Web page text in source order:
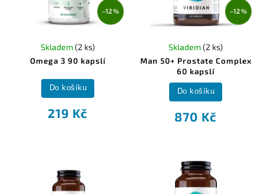
–12 %
Omega 3 90 kapslí
Skladem(2 ks)
219 Kč
Do košíku
–12 %
Man 50+ Prostate Complex
60 kapslí
Skladem(2 ks)
870 Kč
Do košíku